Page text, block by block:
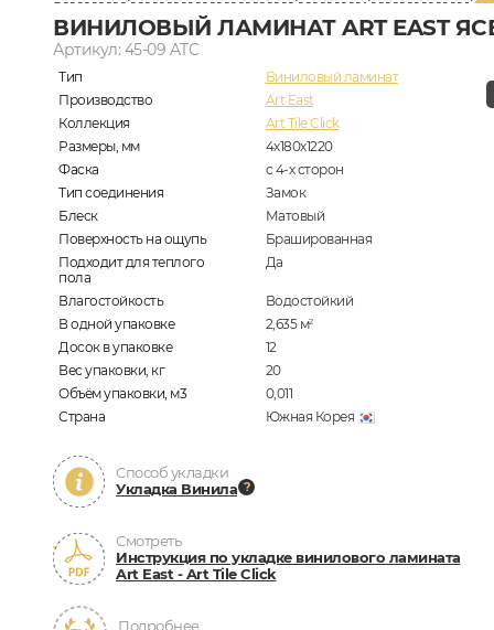
ВИНИЛОВЫЙ ЛАМИНАТ ART EAST
Артикул: 45-09 ATC
Тип
Виниловый ламинат
Производство
Art East
Коллекция
Art Tile Click
Размеры, мм
4х180х1220
Фаска
с 4-х сторон
Тип соединения
Замок
Блеск
Матовый
Поверхность на ощупь
Брашированная
Подходит для теплого
пола
Да
Влагостойкость
Водостойкий
В одной упаковке
2,635 м2
Досок в упаковке
12
Вес упаковки, кг
20
Объём упаковки, м3
0,011
Страна
Южная Корея
Способ укладки
Укладка Винила
Смотреть
Инструкция по укладке винилового ламината
Art East - Art Tile Click
Подробнее